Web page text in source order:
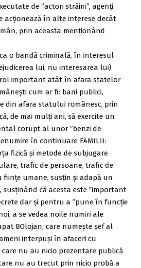
de ”actori străini”, agenți
acționează în alte interese decât
prin aceasta menționând
o bandă criminală, în interesul
lui, nu interesarea lui)
important atât în afara statelor
cum ar fi: bani publici,
din afara statului românesc, prin
de mai mulți ani, să exercite un
corupt al unor ”benzi de
în continuare FAMILII:
fizică și metode de subjugare
trafic de persoane, trafic de
ființe umane, susțin și adapă un
susținând că acesta este ”important
dar și pentru a ”pune în funcție
a se vedea noile numiri ale
BOlojan, care numește șef al
interpuși în afaceri cu
nu au nicio prezentare publică
nu au trecut prin nicio probă a